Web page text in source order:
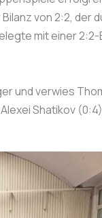
von 2:2, der
mit einer
und verwies
Shatikov